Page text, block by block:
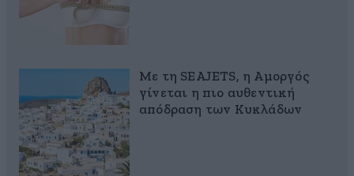
Με τη SEAJETS, η Αμοργός
γίνεται η πιο αυθεντική
απόδραση των Κυκλάδων